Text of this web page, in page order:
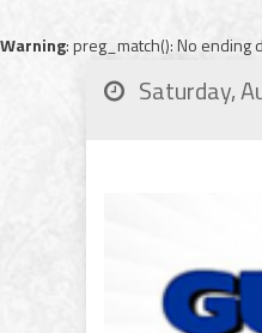
Warning: preg_match(): No ending
Saturday,